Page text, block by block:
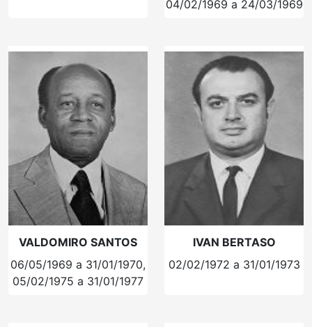
04/02/1969 a 24/03/1969
VALDOMIRO SANTOS
06/05/1969 a 31/01/1970,
05/02/1975 a 31/01/1977
IVAN BERTASO
02/02/1972 a 31/01/1973